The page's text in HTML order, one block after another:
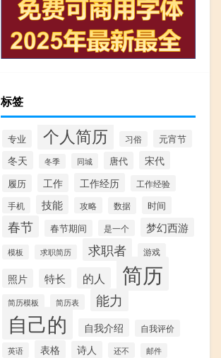
标签
专业 个人简历 习俗 元宵节
冬天 冬季 同城 唐代 宋代
履历 工作 工作经历
工作经验
手机
技能 攻略 数据 时间
春节 春节期间 是一个 梦幻西游
模板 求职简历 求职者 游戏
照片 特长 的人 简历
简历模板 简历表 能力
自己的 自我介绍 自我评价
英语 表格 诗人 还不 邮件